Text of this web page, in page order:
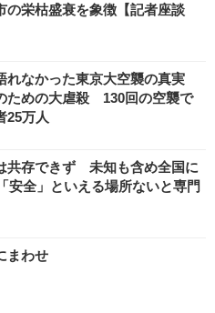
栄枯盛衰を象徴【記者座談
れなかった東京大空襲の真実
めの大虐殺 130回の空襲で
25万人
共存できず 未知も含め全国に
全」といえる場所ないと専門
まわせ